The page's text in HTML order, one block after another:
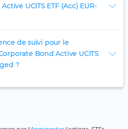
UCITS ETF (Acc) EUR-
de suivi pour le
Bond Active UCITS
?